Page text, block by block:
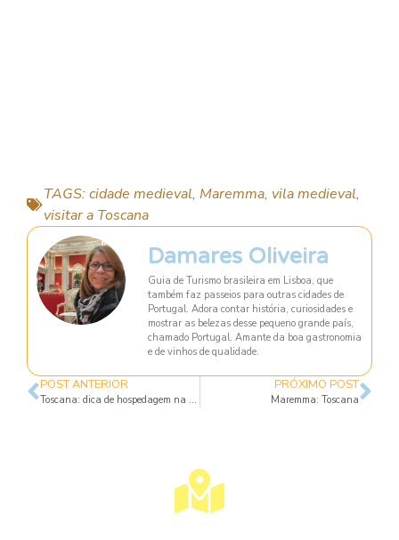
TAGS:cidade medieval, Maremma, vila medieval,
visitar a Toscana
Damares Oliveira
Guia de Turismo brasileira em Lisboa, que
também faz passeios para outras cidades de
Portugal. Adora contar história, curiosidades e
mostrar as belezas desse pequeno grande país,
chamado Portugal. Amante da boa gastronomia
e de vinhos de qualidade.
POST ANTERIOR
Toscana: dica de hospedagem na zona rural
PRÓXIMO POST
Maremma: Toscana